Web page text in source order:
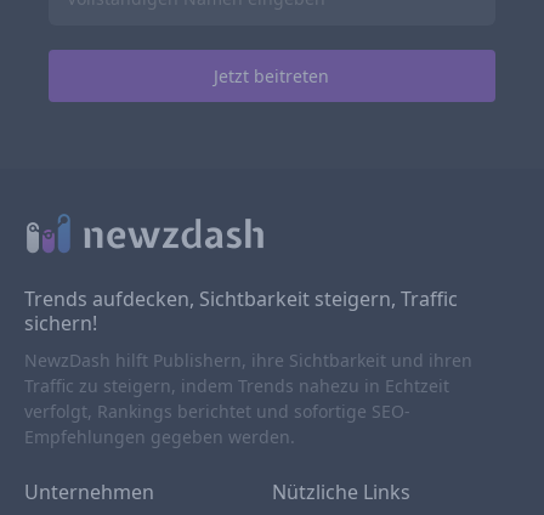
Trends aufdecken, Sichtbarkeit steigern, Traffic
sichern!
NewzDash hilft Publishern, ihre Sichtbarkeit und ihren
Traffic zu steigern, indem Trends nahezu in Echtzeit
verfolgt, Rankings berichtet und sofortige SEO-
Empfehlungen gegeben werden.
Unternehmen
Nützliche Links